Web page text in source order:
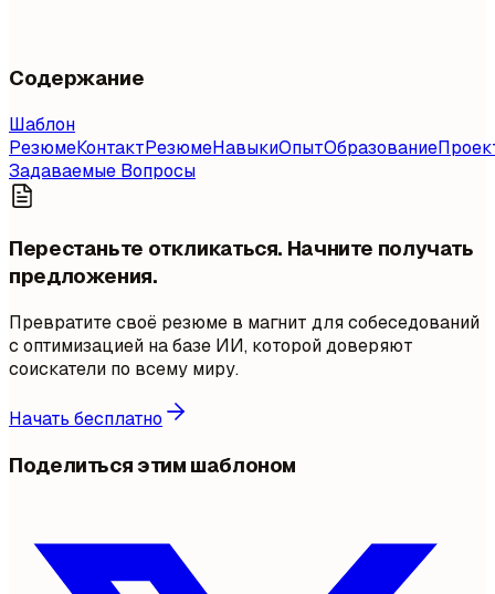
Содержание
Шаблон
РезюмеКонтактРезюмеНавыкиОпытОбразование
Задаваемые Вопросы
Перестаньте откликаться. Начните получать
предложения.
Превратите своё резюме в магнит для собеседований
с оптимизацией на базе ИИ, которой доверяют
соискатели по всему миру.
Начать бесплатно
Поделиться этим шаблоном